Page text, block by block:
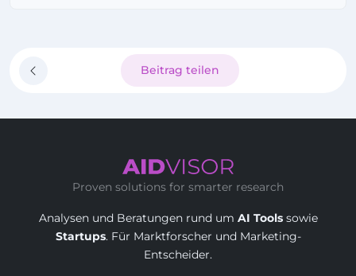
Beitrag teilen
Proven solutions for smarter research
Analysen und Beratungen rund um AI Toolssowie
Startups. Für Marktforscher und Marketing-
Entscheider.